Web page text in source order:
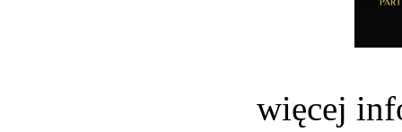
więcej